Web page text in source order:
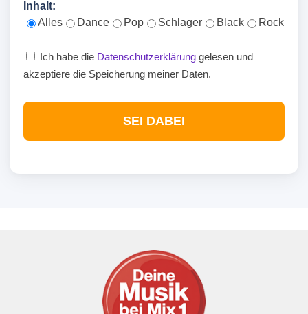
Inhalt:
Alles
Dance Pop Schlager Black Rock
Ich habe die Datenschutzerklärung gelesen und
akzeptiere die Speicherung meiner Daten.
SEI DABEI